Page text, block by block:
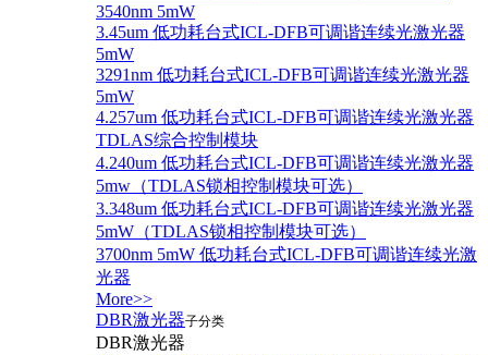
3540nm 5mW
3.45um 低功耗台式ICL-DFB可调谐连续光激光器
5mW
3291nm 低功耗台式ICL-DFB可调谐连续光激光器
5mW
4.257um 低功耗台式ICL-DFB可调谐连续光激光器
TDLAS综合控制模块
4.240um 低功耗台式ICL-DFB可调谐连续光激光器
5mw（TDLAS锁相控制模块可选）
3.348um 低功耗台式ICL-DFB可调谐连续光激光器
5mW（TDLAS锁相控制模块可选）
3700nm 5mW 低功耗台式ICL-DFB可调谐连续光激
光器
More>>
DBR激光器子分类
DBR激光器